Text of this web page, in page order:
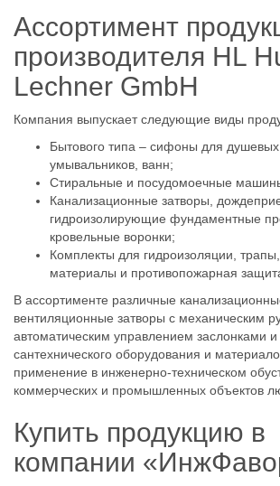
Ассортимент
производителя HL
Lechner GmbH
Компания выпускает следующие виды
Бытового типа – сифоны для
умывальников, ванн;
Стиральные и посудомоечные
Канализационные затворы,
гидроизолирующие фундаментные
кровельные воронки;
Комплекты для гидроизоляции,
материалы и противопожарная
В ассортименте различные
вентиляционные затворы с механическим
автоматическим управлением заслонками
сантехнического оборудования и
применение в инженерно-техническом
коммерческих и промышленных объектов
Купить продукцию в
компании